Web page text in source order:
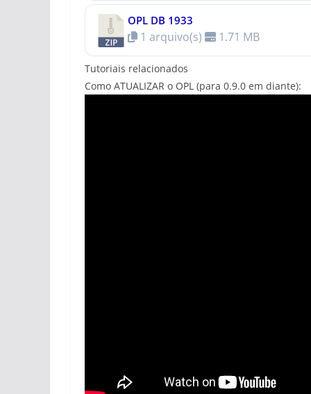
OPL DB 1933
1 arquivo(s) 1.71 MB
Tutoriais relacionados
Como ATUALIZAR o OPL (para 0.9.0 em diante):